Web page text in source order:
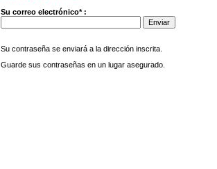
Su correo electrónico* :
Su contraseña se enviará a la dirección inscrita.
Guarde sus contraseñas en un lugar asegurado.